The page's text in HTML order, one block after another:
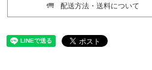
配送方法・送料について